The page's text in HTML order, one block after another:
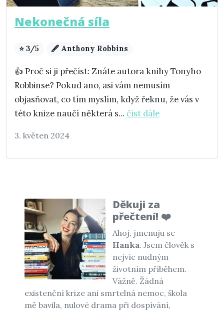
Nekonečná síla
⭐ 3/5 🖋️ Anthony Robbins
👍 Proč si ji přečíst: Znáte autora knihy Tonyho
Robbinse? Pokud ano, asi vám nemusím
objasňovat, co tím myslím, když řeknu, že vás v
této knize naučí některá s... číst dále
3. květen 2024
Děkuji za
přečtení! ❤️
Ahoj, jmenuju se
Hanka. Jsem člověk s
nejvíc nudným
životním příběhem.
Vážně. Žádná
existenční krize ani smrtelná nemoc, škola
mě bavila, nulové drama při dospívání,